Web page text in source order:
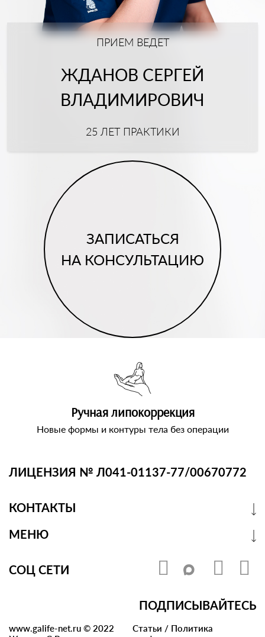
ПРИЕМ ВЕДЕТ
ЖДАНОВ СЕРГЕЙ
ВЛАДИМИРОВИЧ
25 ЛЕТ ПРАКТИКИ
ЗАПИСАТЬСЯ
НА КОНСУЛЬТАЦИЮ
Ручная липокоррекция
Новые формы и контуры тела без операции
ЛИЦЕНЗИЯ № Л041-01137-77/00670772
КОНТАКТЫ
МЕНЮ
СОЦ СЕТИ
ПОДПИСЫВАЙТЕСЬ
www.galife-net.ru © 2022
Статьи / Политика